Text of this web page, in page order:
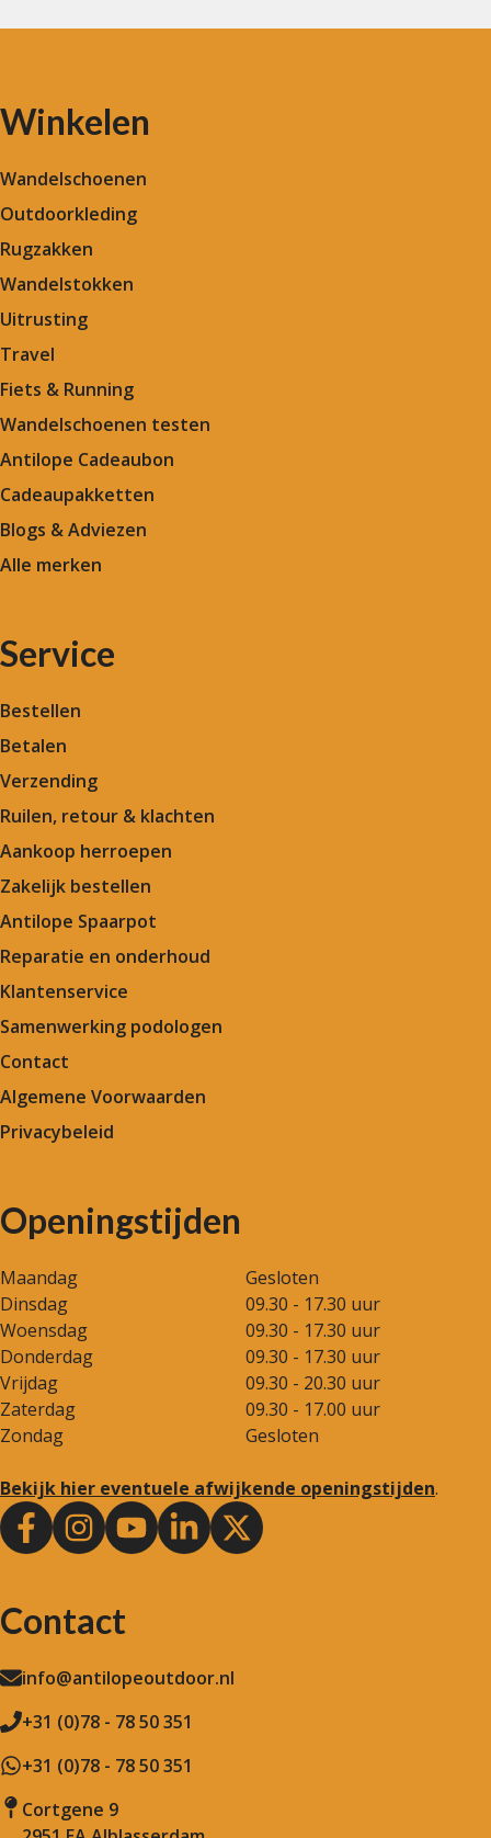
Winkelen
Wandelschoenen
Outdoorkleding
Rugzakken
Wandelstokken
Uitrusting
Travel
Fiets & Running
Wandelschoenen testen
Antilope Cadeaubon
Cadeaupakketten
Blogs & Adviezen
Alle merken
Service
Bestellen
Betalen
Verzending
Ruilen, retour & klachten
Aankoop herroepen
Zakelijk bestellen
Antilope Spaarpot
Reparatie en onderhoud
Klantenservice
Samenwerking podologen
Contact
Algemene Voorwaarden
Privacybeleid
Openingstijden
Maandag
Gesloten
Dinsdag
09.30 - 17.30 uur
Woensdag
09.30 - 17.30 uur
Donderdag
09.30 - 17.30 uur
Vrijdag
09.30 - 20.30 uur
Zaterdag
09.30 - 17.00 uur
Zondag
Gesloten
Bekijk hier eventuele afwijkende openingstijden.
Contact
info@antilopeoutdoor.nl
+31 (0)78 - 78 50 351
+31 (0)78 - 78 50 351
Cortgene 9